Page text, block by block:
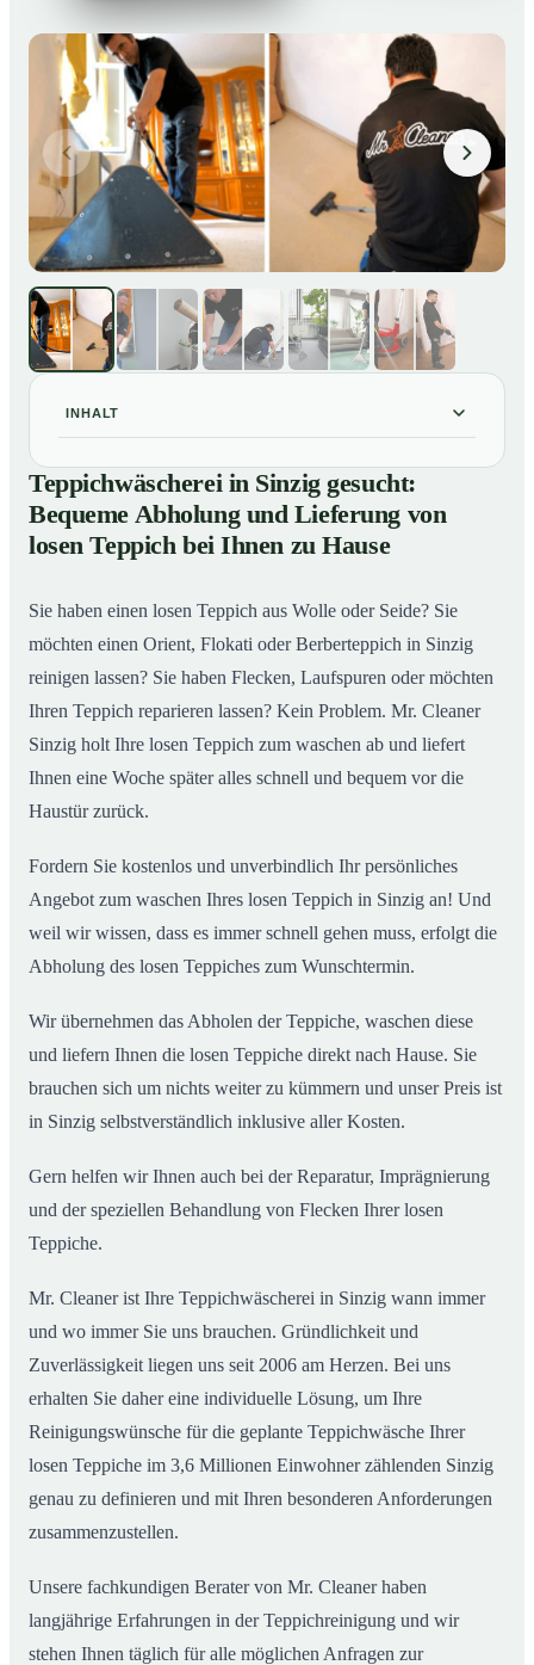
INHALT
01Teppichwäscherei in Sinzig gesucht: Bequeme
Abholung und Lieferung von losen Teppich bei Ihnen
zu Hause
02 Einblick in unsere Teppichwäscherei in Sinzig
Teppichwäscherei in Sinzig gesucht:
Bequeme Abholung und Lieferung von
losen Teppich bei Ihnen zu Hause
Sie haben einen losen Teppich aus Wolle oder Seide? Sie
möchten einen Orient, Flokati oder Berberteppich in Sinzig
reinigen lassen? Sie haben Flecken, Laufspuren oder möchten
Ihren Teppich reparieren lassen? Kein Problem. Mr. Cleaner
Sinzig holt Ihre losen Teppich zum waschen ab und liefert
Ihnen eine Woche später alles schnell und bequem vor die
Haustür zurück.
Fordern Sie kostenlos und unverbindlich Ihr persönliches
Angebot zum waschen Ihres losen Teppich in Sinzig an! Und
weil wir wissen, dass es immer schnell gehen muss, erfolgt die
Abholung des losen Teppiches zum Wunschtermin.
Wir übernehmen das Abholen der Teppiche, waschen diese
und liefern Ihnen die losen Teppiche direkt nach Hause. Sie
brauchen sich um nichts weiter zu kümmern und unser Preis ist
in Sinzig selbstverständlich inklusive aller Kosten.
Gern helfen wir Ihnen auch bei der Reparatur, Imprägnierung
und der speziellen Behandlung von Flecken Ihrer losen
Teppiche.
Mr. Cleaner ist Ihre Teppichwäscherei in Sinzig wann immer
und wo immer Sie uns brauchen. Gründlichkeit und
Zuverlässigkeit liegen uns seit 2006 am Herzen. Bei uns
erhalten Sie daher eine individuelle Lösung, um Ihre
Reinigungswünsche für die geplante Teppichwäsche Ihrer
losen Teppiche im 3,6 Millionen Einwohner zählenden Sinzig
genau zu definieren und mit Ihren besonderen Anforderungen
zusammenzustellen.
Unsere fachkundigen Berater von Mr. Cleaner haben
langjährige Erfahrungen in der Teppichreinigung und wir
stehen Ihnen täglich für alle möglichen Anfragen zur